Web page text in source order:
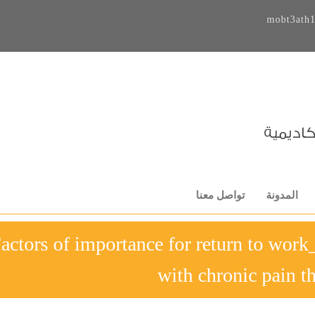
المدونة تواصل معنا
Factors of importance for return to
with chronic pain